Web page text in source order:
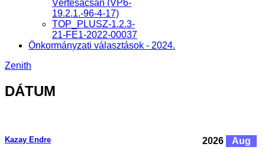
Vértesacsán (VP6-
19.2.1.-96-4-17)
TOP_PLUSZ-1.2.3-
21-FE1-2022-00037
Önkormányzati választások - 2024.
Zenith
DÁTUM
2026
Aug
Kazay Endre